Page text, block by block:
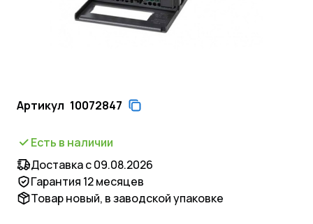
Артикул 10072847
Есть в наличии
Доставка с 09.08.2026
Гарантия 12 месяцев
Товар новый, в заводской упаковке